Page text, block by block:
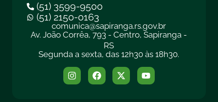
(51) 3599-9500
(51) 2150-0163
comunica@sapiranga.rs.gov.br
Av. João Corrêa, 793 - Centro, Sapiranga -
RS
Segunda a sexta, das 12h30 às 18h30.